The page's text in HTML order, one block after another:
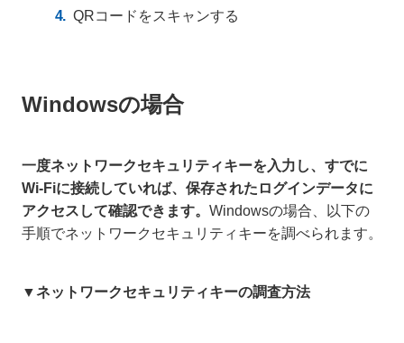
QRコードをスキャンする
Windowsの場合
一度ネットワークセキュリティキーを入力し、すでに
Wi-Fiに接続していれば、保存されたログインデータに
アクセスして確認できます。 Windowsの場合、以下の
手順でネットワークセキュリティキーを調べられます。
▼ネットワークセキュリティキーの調査方法